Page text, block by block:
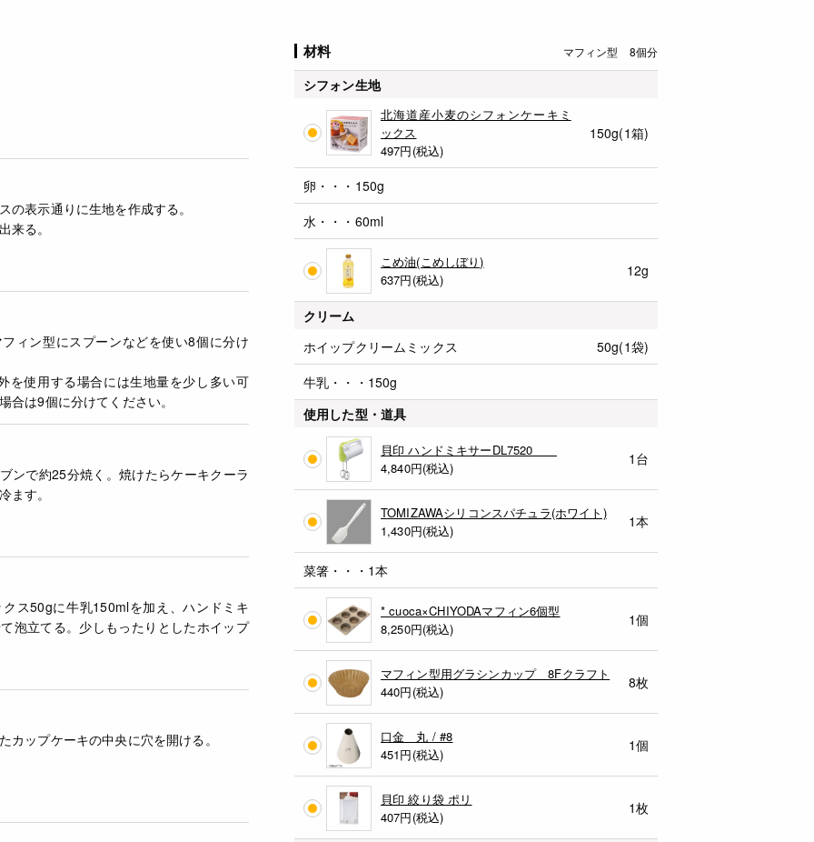
材料 マフィン型 8個分
シフォン生地
北海道産小麦のシフォンケーキミ
ックス
497円(税込)
150g(1箱)
卵・・・150g
水・・・60ml
こめ油(こめしぼり)
637円(税込)
12g
クリーム
ホイップクリームミックス
50g(1袋)
牛乳・・・150g
使用した型・道具
貝印 ハンドミキサーDL7520
4,840円(税込)
1台
TOMIZAWAシリコンスパチュラ(ホワイト)
1,430円(税込)
1本
菜箸・・・1本
* cuoca×CHIYODAマフィン6個型
8,250円(税込)
1個
マフィン型用グラシンカップ 8Fクラフト
440円(税込)
8枚
口金 丸 / #8
451円(税込)
1個
貝印 絞り袋 ポリ
407円(税込)
1枚
の表示通りに生地を作成する。
来る。
ィン型にスプーンなどを使い8個に分け
を使用する場合には生地量を少し多い可
合は9個に分けてください。
ンで約25分焼く。焼けたらケーキクーラ
ます。
ス50gに牛乳150mlを加え、ハンドミキ
泡立てる。少しもったりとしたホイップ
カップケーキの中央に穴を開ける。